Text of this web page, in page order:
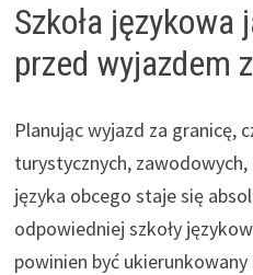
Szkoła językowa
przed wyjazdem
Planując wyjazd za granicę,
turystycznych, zawodowych,
języka obcego staje się
odpowiedniej szkoły
powinien być ukierunkowany